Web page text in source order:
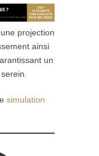
projection
ainsi
un
simulation